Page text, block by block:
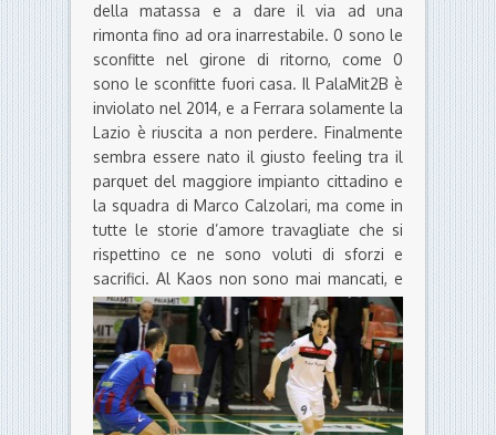
della matassa e a dare il via ad una
rimonta fino ad ora inarrestabile. 0 sono le
sconfitte nel girone di ritorno, come 0
sono le sconfitte fuori casa. Il PalaMit2B è
inviolato nel 2014, e a Ferrara solamente la
Lazio è riuscita a non perdere. Finalmente
sembra essere nato il giusto feeling tra il
parquet del maggiore impianto cittadino e
la squadra di Marco Calzolari, ma come in
tutte le storie d’amore travagliate che si
rispettino ce ne sono voluti di sforzi e
sacrifici. Al Kaos non sono mai mancati, e